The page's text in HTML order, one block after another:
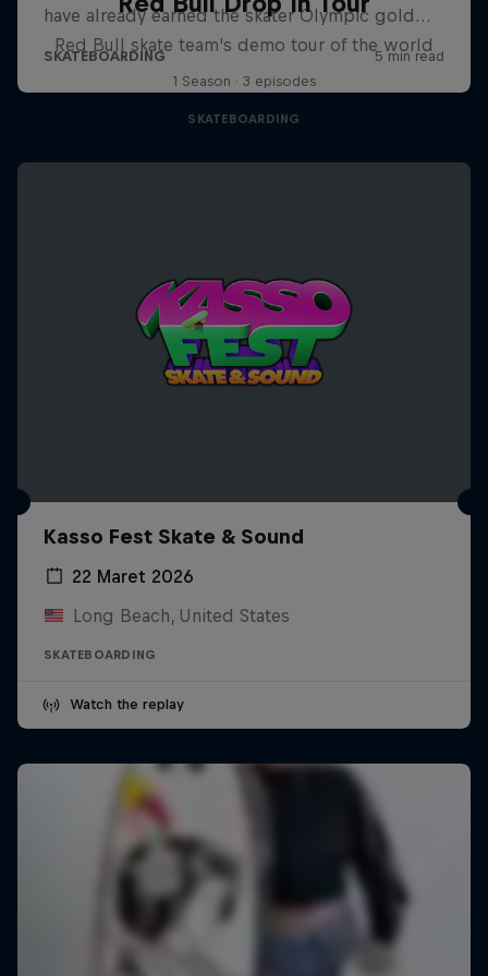
Red Bull skate team's demo tour of the world
1 Season · 3 episodes
SKATEBOARDING
Kasso Fest Skate & Sound
22 Maret 2026
Long Beach, United States
SKATEBOARDING
Watch the replay